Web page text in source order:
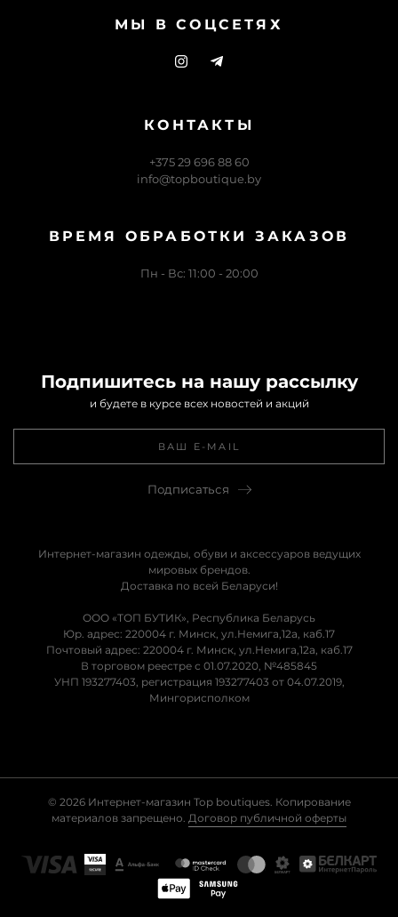
МЫ В СОЦСЕТЯХ
КОНТАКТЫ
+375 29 696 88 60
info@topboutique.by
ВРЕМЯ ОБРАБОТКИ ЗАКАЗОВ
Пн - Вс: 11:00 - 20:00
Подпишитесь на нашу рассылку
и будете в курсе всех новостей и акций
Подписаться
Интернет-магазин одежды, обуви и аксессуаров ведущих
мировых брендов.
Доставка по всей Беларуси!
ООО «ТОП БУТИК», Республика Беларусь
Юр. адрес: 220004 г. Минск, ул.Немига,12а, каб.17
Почтовый адрес: 220004 г. Минск, ул.Немига,12а, каб.17
В торговом реестре с 01.07.2020, №485845
УНП 193277403, регистрация 193277403 от 04.07.2019,
Мингорисполком
© 2026 Интернет-магазин Top boutiques. Копирование
материалов запрещено. Договор публичной оферты